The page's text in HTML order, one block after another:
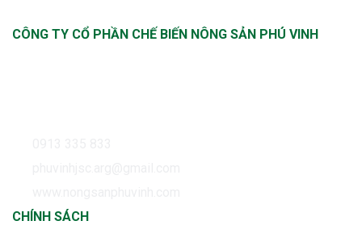
CÔNG TY CỔ PHẦN CHẾ BIẾN NÔNG SẢN PHÚ VINH
CHÍNH SÁCH